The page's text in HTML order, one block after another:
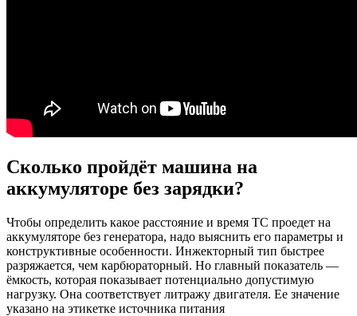
Сколько пройдёт машина на
аккумуляторе без зарядки?
Чтобы определить какое расстояние и время ТС проедет на
аккумуляторе без генератора, надо выяснить его параметры и
конструктивные особенности. Инжекторный тип быстрее
разряжается, чем карбюраторный. Но главный показатель —
ёмкость, которая показывает потенциально допустимую
нагрузку. Она соответствует литражу двигателя. Ее значение
указано на этикетке источника питания